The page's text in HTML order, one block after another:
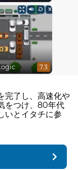
7.3
完了し、高速化や
をつけ、80年代
いとイタチに参